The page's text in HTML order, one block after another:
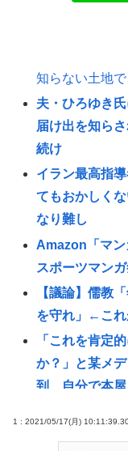
知らない土地
夫・ひろゆき
届け出を知ら
続け
イラン最高指
てもおかしく
なり難し
Amazon「マン
スポーツマン
【議論】儒教
を守れ」←これ
「これを肯定
か？」と某メ
到、自分で本屋
1 : 2021/05/17(月)